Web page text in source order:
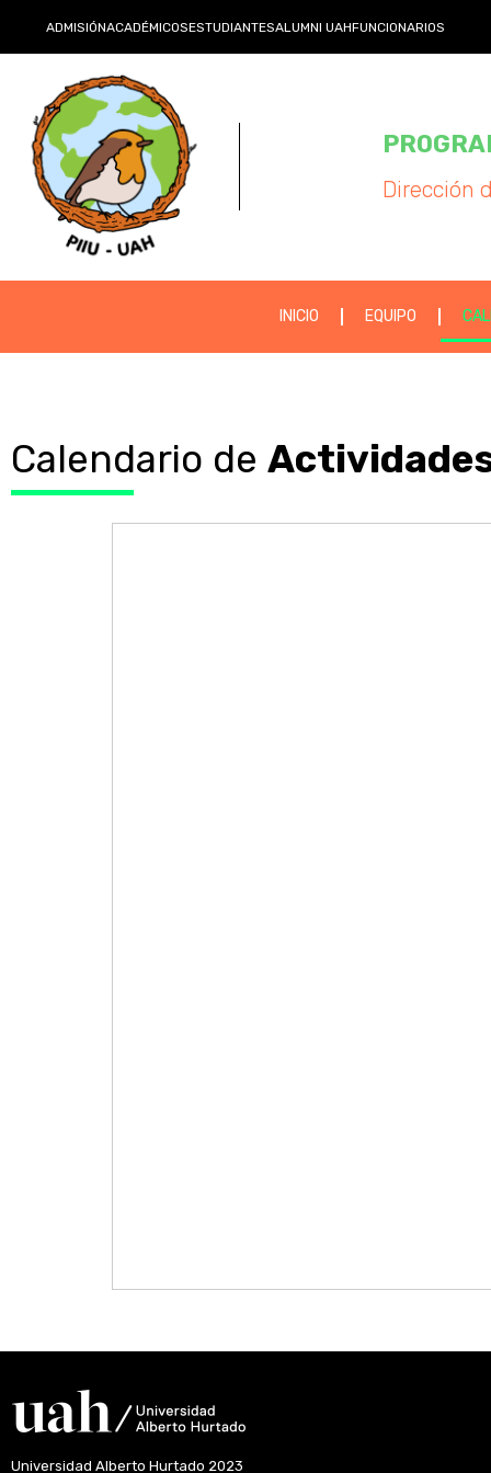
ADMISIÓNACADÉMICOSESTUDIANTESALUMNI UAHFUNCIONARIOS
Dirección
INICIO EQUIPO
Calendario de
Universidad Alberto Hurtado 2023